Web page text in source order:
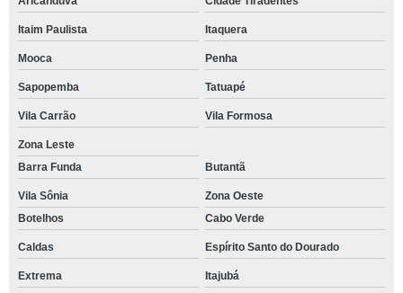
Itaim Paulista Itaquera
Mooca Penha
Sapopemba Tatuapé
Vila Carrão Vila Formosa
Zona Leste
Barra Funda
Butantã
Vila Sônia
Zona Oeste
Botelhos
Cabo Verde
Caldas Espírito Santo do Dourado
Extrema Itajubá